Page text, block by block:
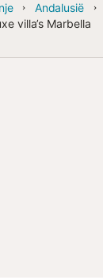
Andalusië
villa’s Marbella